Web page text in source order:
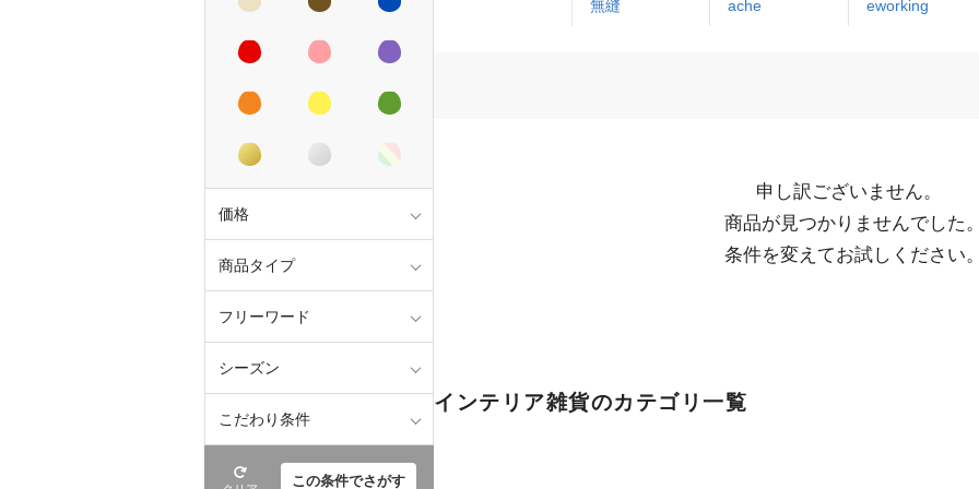
価格
商品タイプ
フリーワード
シーズン
こだわり条件
この条件でさがす
無縫
ache
eworking
申し訳ございません。
  条件を変えてお試しください。
インテリア雑貨のカテゴリ一覧